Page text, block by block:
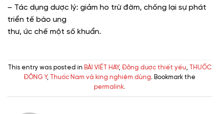
– Tác dụng dược lý: giảm ho trừ đờm, chống lại sự phát
triển tế bào ung
thư, ức chế một số khuẩn.
This entry was posted in BÀI VIẾT HAY, Đông dược thiết yếu, THUỐC
ĐÔNG Y, Thuốc Nam và king nghiệm dùng. Bookmark the
permalink.